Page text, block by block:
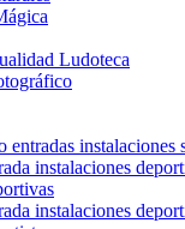
Ludoteca
entradas instalaciones
instalaciones
instalaciones